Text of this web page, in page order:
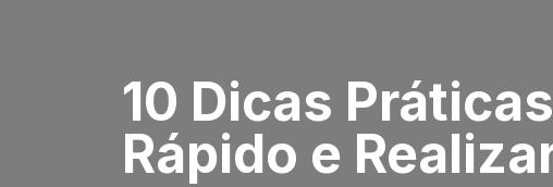
10 Dicas
Rápido e